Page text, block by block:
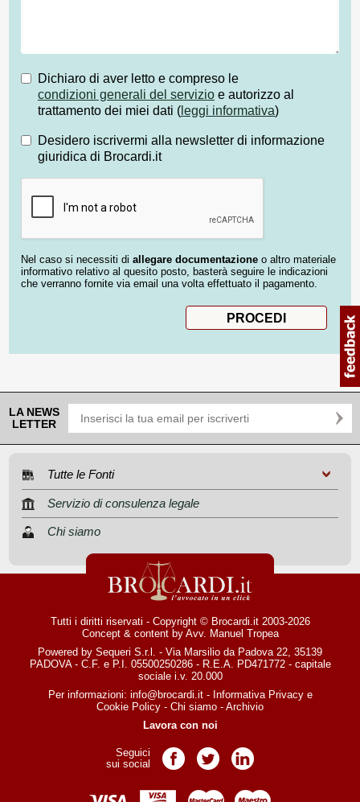
Dichiaro di aver letto e compreso le
condizioni generali del servizio e autorizzo al
trattamento dei miei dati ( leggi informativa)
Desidero iscrivermi alla newsletter di informazione
giuridica di Brocardi.it
Nel caso si necessiti di allegare documentazione o altro materiale
informativo relativo al quesito posto, basterà seguire le indicazioni
che verranno fornite via email una volta effettuato il pagamento.
LA NEWS
LETTER
Tutte le Fonti
Servizio di consulenza legale
Chi siamo
Tutti i diritti riservati - Copyright © Brocardi.it 2003-2026
Concept & content by Avv. Manuel Tropea
Powered by Sequeri S.r.l. - Via Marsilio da Padova 22, 35139
PADOVA - C.F. e P.I. 05500250286 - R.E.A. PD471772 - capitale
sociale i.v. 20.000
Per informazioni: info@brocardi.it- Informativa Privacye
Cookie Policy - Chi siamo - Archivio
Lavora con noi
Seguici
sui social
Pagina Facebook
Pagina TwitterPagina LinkedIn